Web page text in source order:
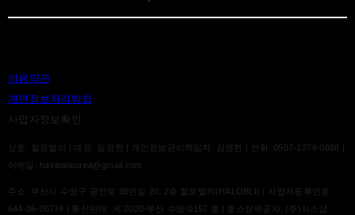
이용약관
개인정보처리방침
사업자정보확인
상호: 할로발리 | 대표: 김영현 | 개인정보관리책임자: 김영현 | 전화: 0507-1374-0688 |
이메일: halobalikorea@gmail.com
주소: 부산시 수영구 광안로 35번길 20, 2층 할로발리(HALOBLI) | 사업자등록번호:
644-36-00774 | 통신판매: 제 2020-부산 수영-0157 호 | 호스팅제공자: (주)식스샵